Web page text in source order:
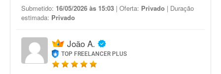
Submetido: 16/05/2026 às 15:03 | Oferta: Privado | Duração
estimada: Privado
João A.
TOP FREELANCER PLUS